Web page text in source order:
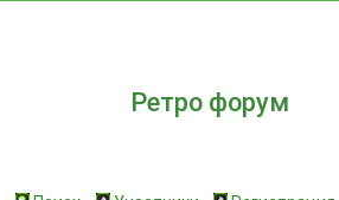
Ретро форум